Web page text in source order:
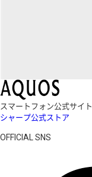
スマートフォン公式サイト
シャープ公式ストア
OFFICIAL SNS